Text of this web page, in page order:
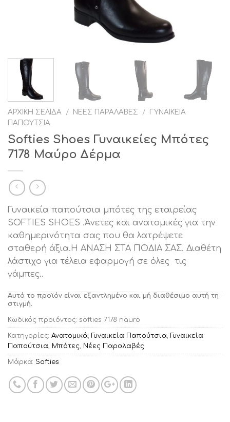
ΑΡΧΙΚΉ ΣΕΛΊΔΑ / ΝΈΕΣ ΠΑΡΑΛΑΒΈΣ /
ΓΥΝΑΙΚΕΊΑ
ΠΑΠΟΎΤΣΙΑ
Softies Shoes Γυναικείες Μπότες
7178 Μαύρο Δέρμα
Γυναικεία παπούτσια μπότες της εταιρείας
SOFTIES SHOES .Άνετες και ανατομικές για την
καθημερινότητα σας που θα λατρέψετε
σταθερή άξια.Η ΑΝΑΣΗ ΣΤΑ ΠΟΔΙΑ ΣΑΣ. Διαθέτη
λάστιχο για τέλεια εφαρμογή σε όλες τις
γάμπες..
Αυτό το προϊόν είναι εξαντλημένο και μή διαθέσιμο αυτή τη
στιγμή.
Κωδικός προϊόντος: softies 7178 nauro
Κατηγορίες: Ανατομικά, Γυναικεία Παπούτσια, Γυναικεία
Παπούτσια, Μπότες, Νέες Παραλαβές
Μάρκα: Softies